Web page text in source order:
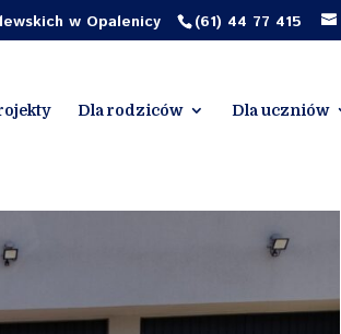
w Opalenicy (61) 44 77 415
Dla rodziców Dla uczniów